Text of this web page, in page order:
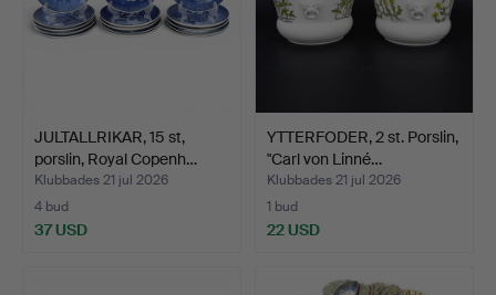
JULTALLRIKAR, 15 st,
porslin, Royal Copenh…
Klubbades 21 jul 2026
4 bud
37 USD
YTTERFODER, 2 st. Porslin,
"Carl von Linné…
Klubbades 21 jul 2026
1 bud
22 USD